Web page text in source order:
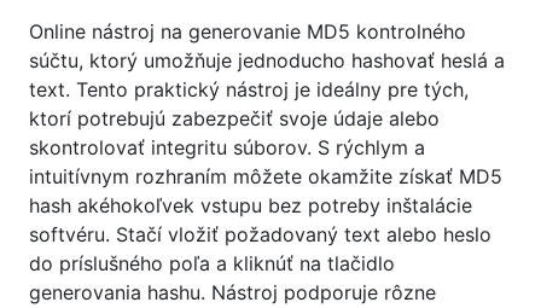
Online nástroj na generovanie MD5 kontrolného
súčtu, ktorý umožňuje jednoducho hashovať heslá a
text. Tento praktický nástroj je ideálny pre tých,
ktorí potrebujú zabezpečiť svoje údaje alebo
skontrolovať integritu súborov. S rýchlym a
intuitívnym rozhraním môžete okamžite získať MD5
hash akéhokoľvek vstupu bez potreby inštalácie
softvéru. Stačí vložiť požadovaný text alebo heslo
do príslušného poľa a kliknúť na tlačidlo
generovania hashu. Nástroj podporuje rôzne